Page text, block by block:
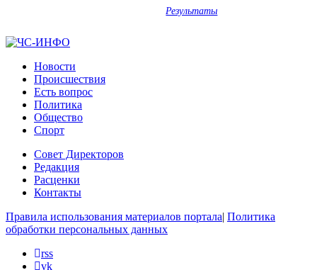
Результаты
Новости
Происшествия
Есть вопрос
Политика
Общество
Спорт
Совет Директоров
Редакция
Расценки
Контакты
Правила использования материалов портала| Политика
обработки персональных данных
rss
vk